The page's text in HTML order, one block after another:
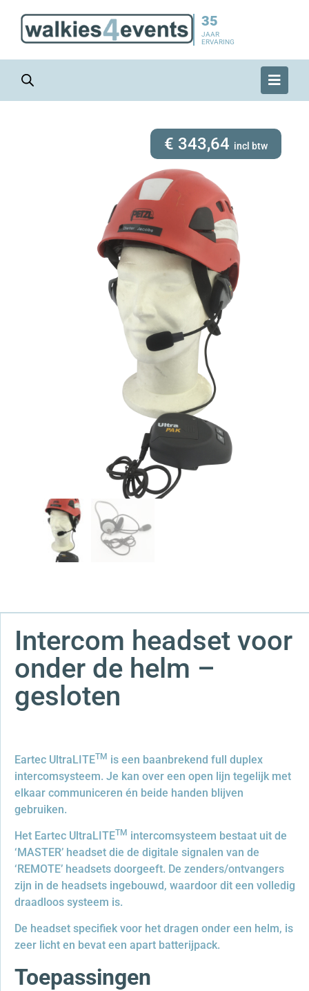
35
JAAR
ERVARING
€ 343,64 incl btw
Intercom headset voor
onder de helm –
gesloten
Eartec UltraLITETM is een baanbrekend full duplex
intercomsysteem. Je kan over een open lijn tegelijk met
elkaar communiceren én beide handen blijven
gebruiken.
Het Eartec UltraLITETM intercomsysteem bestaat uit de
‘MASTER’ headset die de digitale signalen van de
‘REMOTE’ headsets doorgeeft. De zenders/ontvangers
zijn in de headsets ingebouwd, waardoor dit een volledig
draadloos systeem is.
De headset specifiek voor het dragen onder een helm, is
zeer licht en bevat een apart batterijpack.
Toepassingen